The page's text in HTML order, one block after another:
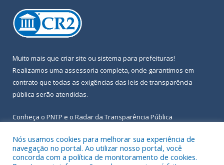
Muito mais que criar site ou sistema para prefeituras!
Realizamos uma assessoria completa, onde garantimos em
contrato que todas as exigências das leis de transparência
pública serão atendidas.
Conheça o PNTP e o Radar da Transparência Pública
Nós usamos cookies para melhorar sua experiência de
navegação no portal. Ao utilizar nosso portal, você
concorda com a política de monitoramento de cookies.